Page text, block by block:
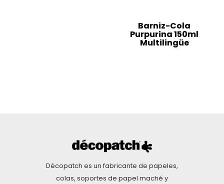
Barniz-Cola
Purpurina 150ml
Multilingüe
Décopatch es un fabricante de papeles,
colas, soportes de papel maché y